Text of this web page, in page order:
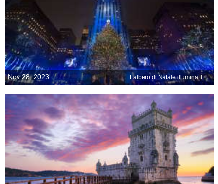
Nov 28, 2023 Lalbero di Natale illumina il Rockefeller Center